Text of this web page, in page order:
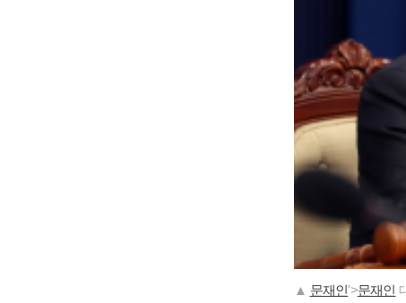
▲ 문재인'>문재인